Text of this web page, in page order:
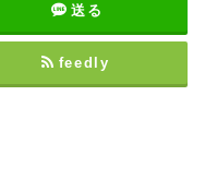
送る
feedly